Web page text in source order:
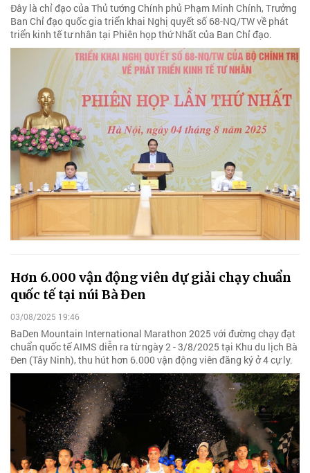
Đây là chỉ đạo của Thủ tướng Chính phủ Phạm Minh Chính, Trưởng
Ban Chỉ đạo quốc gia triển khai Nghị quyết số 68-NQ/TW về phát
triển kinh tế tư nhân tại Phiên họp thứ Nhất của Ban Chỉ đạo.
Hơn 6.000 vận động viên dự giải chạy chuẩn
quốc tế tại núi Bà Đen
03/08/2025 19:46
BaDen Mountain International Marathon 2025 với đường chạy đạt
chuẩn quốc tế AIMS diễn ra từ ngày 2 - 3/8/2025 tại Khu du lịch Bà
Đen (Tây Ninh), thu hút hơn 6.000 vận động viên đăng ký ở 4 cự ly.